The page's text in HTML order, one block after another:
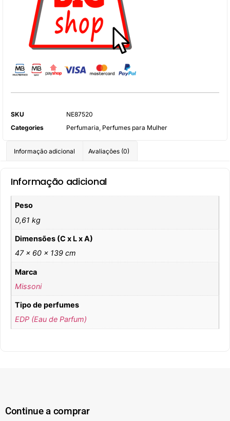
SKU
NE87520
Categories
Perfumaria, Perfumes para Mulher
Informação adicional Avaliações (0)
Informação adicional
Peso
0,61 kg
Dimensões (C x L x A)
47 × 60 × 139 cm
Marca
Missoni
Tipo de perfumes
EDP (Eau de Parfum)
Continue a comprar